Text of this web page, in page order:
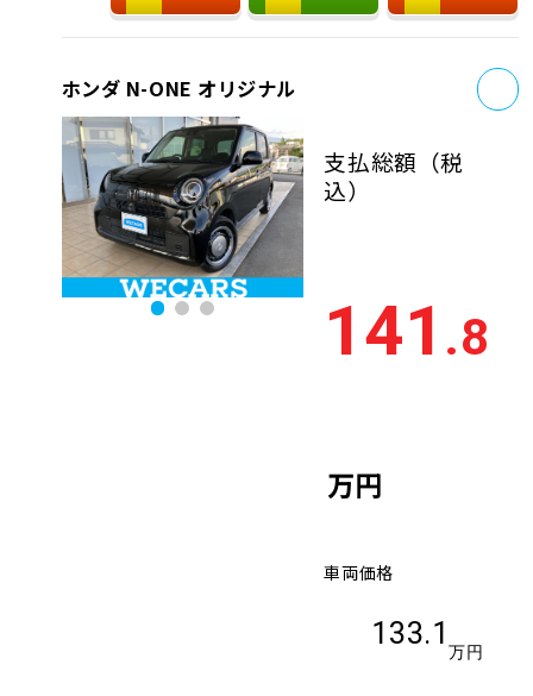
ホンダ N-ONE オリジナル
支払総額 （税
込）
141 .8
万円
車両価格
133.1
万円